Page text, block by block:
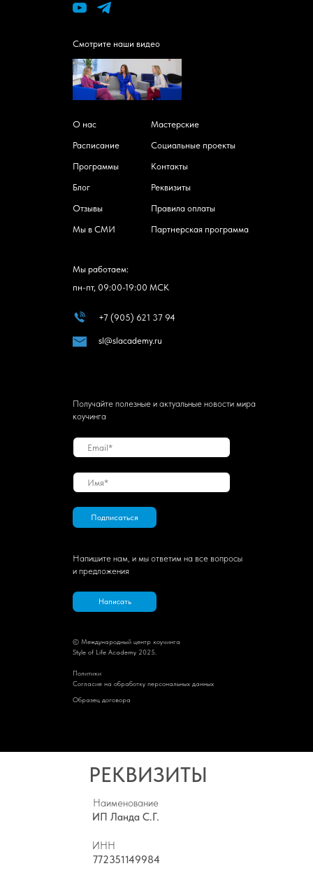
Получайте полезные и актуальные новости мира
коучинга
Подписаться
Написать
Напишите нам, и мы ответим на все вопросы
и предложения
Мы работаем:
пн-пт, 09:00-19:00 МСК
+7 (905) 621 37 94
© Международный центр коучинга
Style of Life Academy 2025.
Политики
Cогласие на обработку персональных данных
О нас
Смотрите наши видео
Расписание
Программы
Блог
Мастерские
Контакты
Реквизиты
Правила оплаты
Социальные проекты
Образец договора
Партнерская программа
Отзывы
Мы в СМИ
sl@slacademy.ru
РЕКВИЗИТЫ
Наименование
ИП Ланда С.Г.
ИНН
772351149984